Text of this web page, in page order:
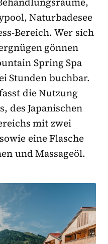
Naturbadesee
Bereich. Wer sich
gönnen
Spring Spa
Stunden buchbar.
die Nutzung
des Japanischen
mit zwei
eine Flasche
und Massageöl.